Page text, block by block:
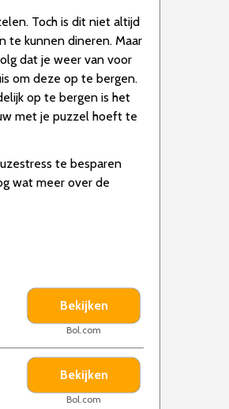
Toch is dit niet altijd
te kunnen dineren. Maar
dat je weer van voor
om deze op te bergen.
op te bergen is het
met je puzzel hoeft te
te besparen
wat meer over de
Bekijken
Bol.com
Bekijken
Bol.com